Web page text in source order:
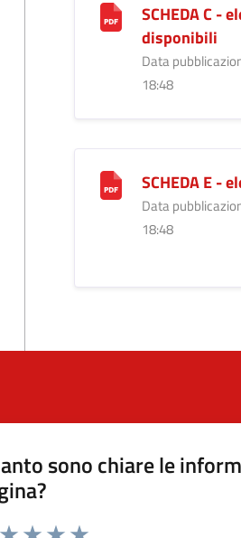
SCHEDA C -
disponibili
Data
18:48
SCHEDA E -
Data
18:48
sono chiare le
da 1 a 5 stelle la pagina